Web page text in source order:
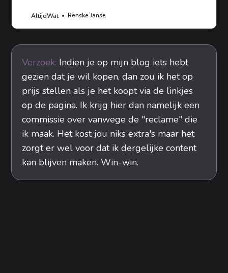
uitgestippeld met klikbare routes langs de
artikel een voorproefje van de reis, de route
AltijdWat Renske Janse
Verzoek: Indien je op mijn blog iets hebt
gezien dat je wil kopen, dan zou ik het op
prijs stellen als je het koopt via de linkjes
op de pagina. Ik krijg hier dan namelijk een
commissie over vanwege de "reclame" die
ik maak. Het kost jou niks extra's maar het
zorgt er wel voor dat ik dergelijke content
kan blijven maken. Win-win.